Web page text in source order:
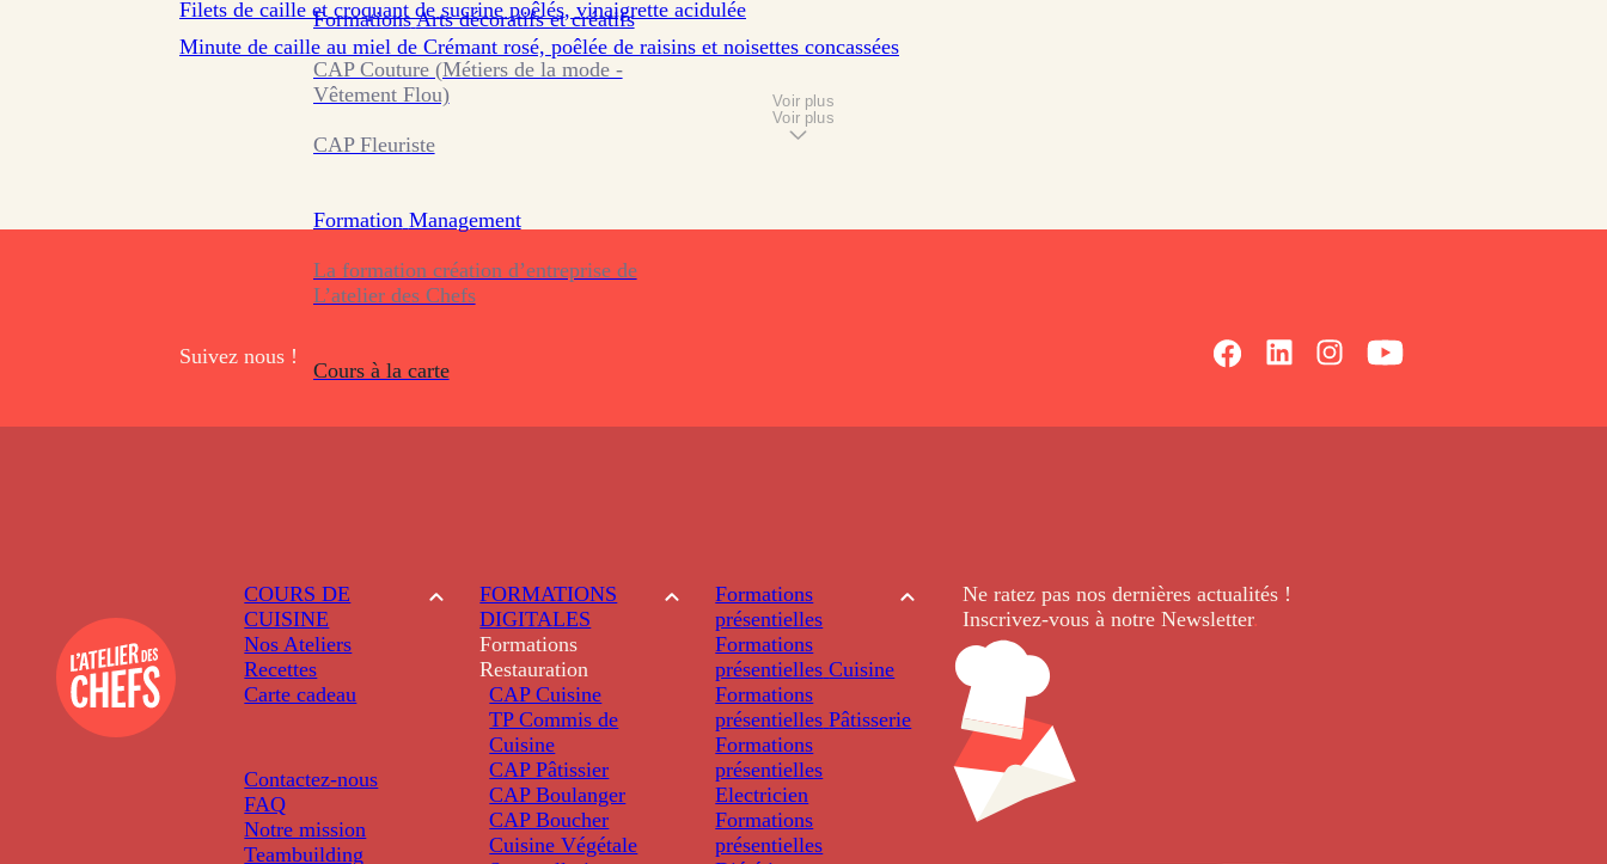
Formations Arts décoratifs et créatifs
CAP Couture (Métiers de la mode -
Vêtement Flou)
CAP Fleuriste
Formation Management
La formation création d’entreprise de
L’atelier des Chefs
Cours à la carte
Filets de caille et croquant de sucrine poêlés, vinaigrette acidulée
Minute de caille au miel de Crémant rosé, poêlée de raisins et noisettes concassées
Voir plus
Voir plus
Suivez nous !
COURS DE
CUISINE
Nos Ateliers
Recettes
Carte cadeau
Contactez-nous
FAQ
Notre mission
Teambuilding
FORMATIONS
DIGITALES
Formations
Restauration
CAP Cuisine
TP Commis de
Cuisine
CAP Pâtissier
CAP Boulanger
CAP Boucher
Cuisine Végétale
Formations
présentielles
Formations
présentielles Cuisine
Formations
présentielles Pâtisserie
Formations
présentielles
Electricien
Formations
présentielles
Ne ratez pas nos dernièresactualités !
Inscrivez-vous à notre Newsletter.